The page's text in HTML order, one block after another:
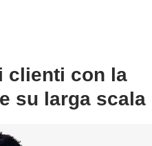
clienti con la
su larga scala